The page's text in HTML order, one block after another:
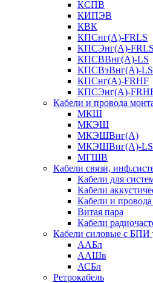
КСПВ
КИПЭВ
КВК
КПСнг(А)-FRLS
КПСЭнг(А)-FRLS
КПСВВнг(А)-LS
КПСВэВнг(А)-LS
КПСнг(А)-FRHF
КПСЭнг(А)-
Кабели и провода
МКШ
МКЭШ
МКЭШВнг(А)
МКЭШВнг(А)-LS
МГШВ
Кабели связи,
Кабели для
Кабели
Кабели и
Витая пара
Кабели
Кабели силовые с БПИ
ААБл
ААШв
АСБл
Ретрокабель